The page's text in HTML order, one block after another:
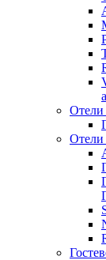
Отели
Отели